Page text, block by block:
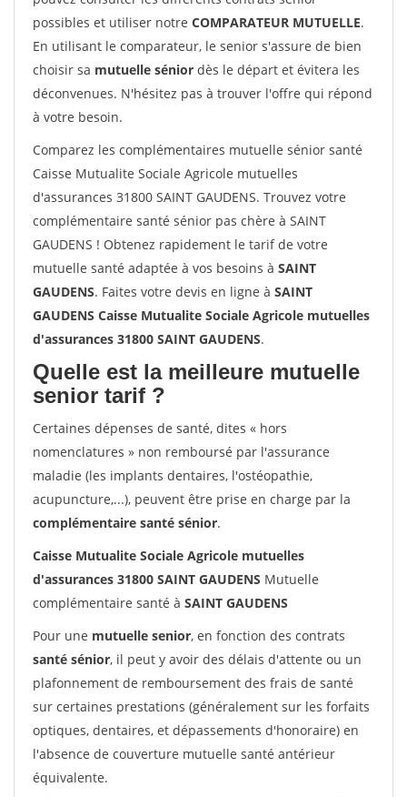
possibles et utiliser notre COMPARATEUR MUTUELLE.
En utilisant le comparateur, le senior s'assure de bien
choisir sa mutuelle sénior dès le départ et évitera les
déconvenues. N'hésitez pas à trouver l'offre qui répond
à votre besoin.
Comparez les complémentaires mutuelle sénior santé
Caisse Mutualite Sociale Agricole mutuelles
d'assurances 31800 SAINT GAUDENS. Trouvez votre
complémentaire santé sénior pas chère à SAINT
GAUDENS ! Obtenez rapidement le tarif de votre
mutuelle santé adaptée à vos besoins à SAINT
GAUDENS. Faites votre devis en ligne à SAINT
GAUDENS Caisse Mutualite Sociale Agricole mutuelles
d'assurances 31800 SAINT GAUDENS.
Quelle est la meilleure mutuelle
senior tarif ?
Certaines dépenses de santé, dites « hors
nomenclatures » non remboursé par l'assurance
maladie (les implants dentaires, l'ostéopathie,
acupuncture,...), peuvent être prise en charge par la
complémentaire santé sénior.
Caisse Mutualite Sociale Agricole mutuelles
d'assurances 31800 SAINT GAUDENS Mutuelle
complémentaire santé à SAINT GAUDENS
Pour une mutuelle senior, en fonction des contrats
santé sénior, il peut y avoir des délais d'attente ou un
plafonnement de remboursement des frais de santé
sur certaines prestations (généralement sur les forfaits
optiques, dentaires, et dépassements d'honoraire) en
l'absence de couverture mutuelle santé antérieur
équivalente.